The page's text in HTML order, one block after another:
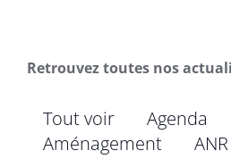
Retrouvez toutes nos
Tout voir
Agenda
Aménagement
ANR